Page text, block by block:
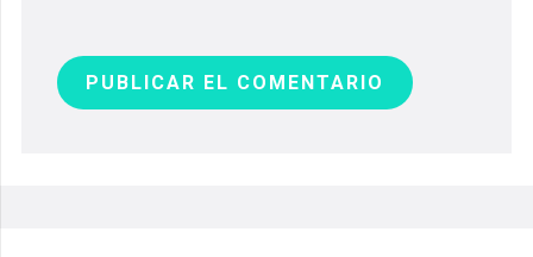
PUBLICAR EL COMENTARIO